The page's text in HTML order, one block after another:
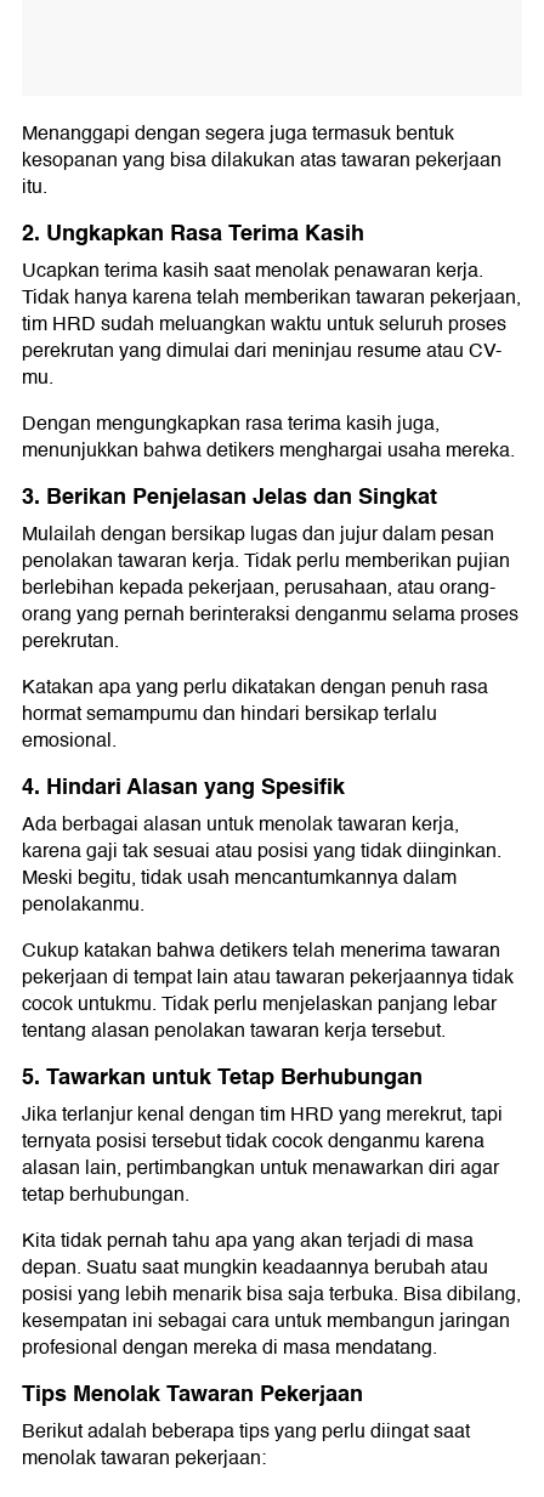
Menanggapi dengan segera juga termasuk bentuk
kesopanan yang bisa dilakukan atas tawaran pekerjaan
itu.
2. Ungkapkan Rasa Terima Kasih
Ucapkan terima kasih saat menolak penawaran kerja.
Tidak hanya karena telah memberikan tawaran pekerjaan,
tim HRD sudah meluangkan waktu untuk seluruh proses
perekrutan yang dimulai dari meninjau resume atau CV-
mu.
Dengan mengungkapkan rasa terima kasih juga,
menunjukkan bahwa detikers menghargai usaha mereka.
3. Berikan Penjelasan Jelas dan Singkat
Mulailah dengan bersikap lugas dan jujur dalam pesan
penolakan tawaran kerja. Tidak perlu memberikan pujian
berlebihan kepada pekerjaan, perusahaan, atau orang-
orang yang pernah berinteraksi denganmu selama proses
perekrutan.
Katakan apa yang perlu dikatakan dengan penuh rasa
hormat semampumu dan hindari bersikap terlalu
emosional.
4. Hindari Alasan yang Spesifik
Ada berbagai alasan untuk menolak tawaran kerja,
karena gaji tak sesuai atau posisi yang tidak diinginkan.
Meski begitu, tidak usah mencantumkannya dalam
penolakanmu.
Cukup katakan bahwa detikers telah menerima tawaran
pekerjaan di tempat lain atau tawaran pekerjaannya tidak
cocok untukmu. Tidak perlu menjelaskan panjang lebar
tentang alasan penolakan tawaran kerja tersebut.
5. Tawarkan untuk Tetap Berhubungan
Jika terlanjur kenal dengan tim HRD yang merekrut, tapi
ternyata posisi tersebut tidak cocok denganmu karena
alasan lain, pertimbangkan untuk menawarkan diri agar
tetap berhubungan.
Kita tidak pernah tahu apa yang akan terjadi di masa
depan. Suatu saat mungkin keadaannya berubah atau
posisi yang lebih menarik bisa saja terbuka. Bisa dibilang,
kesempatan ini sebagai cara untuk membangun jaringan
profesional dengan mereka di masa mendatang.
Tips Menolak Tawaran Pekerjaan
Berikut adalah beberapa tips yang perlu diingat saat
menolak tawaran pekerjaan: